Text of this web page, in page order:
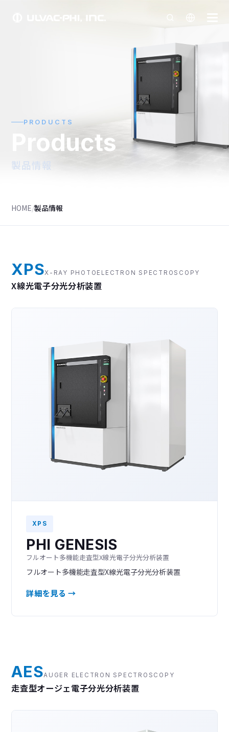
PRODUCTS
Products
製品情報
HOME/製品情報
XPS
X線光電子分光分析装置
X-RAY PHOTOELECTRON SPECTROSCOPY
XPS
PHI GENESIS
フルオート多機能走査型X線光電子分光分析装置
フルオート多機能走査型X線光電子分光分析装置
詳細を見る →
AES
走査型オージェ電子分光分析装置
AUGER ELECTRON SPECTROSCOPY